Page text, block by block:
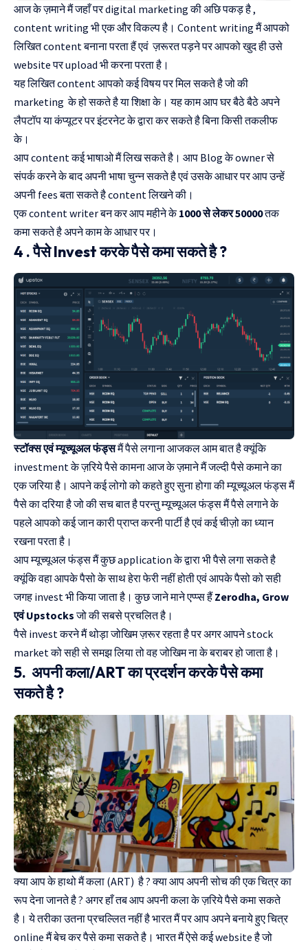
आज के ज़माने मैं जहाँ पर digital marketing की अछि पकड़ है ,
content writing भी एक और विकल्प है। Content writing मैं आपको
लिखित content बनाना परता हैं एवं ज़रूरत पड़ने पर आपको खुद ही उसे
website पर upload भी करना परता है।
यह लिखित content आपको कई विषय पर मिल सकते है जो की
marketing के हो सकते है या शिक्षा के। यह काम आप घर बैठे बैठे अपने
लैपटॉप या कंप्यूटर पर इंटरनेट के द्वारा कर सकते है बिना किसी तकलीफ
के।
आप content कई भाषाओ मैं लिख सकते है। आप Blog के owner से
संपर्क करने के बाद अपनी भाषा चुन्न सकते है एवं उसके आधार पर आप उन्हें
अपनी fees बता सकते है content लिखने की।
एक content writer बन कर आप महीने के1000 से लेकर 50000तक
कमा सकते है अपने काम के आधार पर।
4 . पैसे Invest करके पैसे कमा सकते है ?
स्टॉक्स एवं म्यूच्यूअल फंड्समैं पैसे लगाना आजकल आम बात है क्यूंकि
investment के ज़रिये पैसे कामना आज के ज़माने मैं जल्दी पैसे कमाने का
एक जरिया है। आपने कई लोगो को कहते हुए सुना होगा की म्यूच्यूअल फंड्स मैं
पैसे का दरिया है जो की सच बात है परन्तु म्यूच्यूअल फंड्स मैं पैसे लगाने के
पहले आपको कई जान कारी प्राप्त करनी पार्टी है एवं कई चीज़ो का ध्यान
रखना परता है।
आप म्यूच्यूअल फंड्स मैं कुछ application के द्वारा भी पैसे लगा सकते है
क्यूंकि वहा आपके पैसो के साथ हेरा फेरी नहीं होती एवं आपके पैसो को सही
जगह invest भी किया जाता है। कुछ जाने माने एप्प्स हैंZerodha, Grow
एवं Upstocksजो की सबसे प्रचलित है।
पैसे invest करने मैं थोड़ा जोखिम ज़रूर रहता है पर अगर आपने stock
market को सही से समझ लिया तो वह जोखिम ना के बराबर हो जाता है।
5. अपनी कला/ART का प्रदर्शन करके पैसे कमा
सकते है ?
क्या आप के हाथो मैं कला (ART) है ? क्या आप अपनी सोच की एक चित्र का
रूप देना जानते है ? अगर हाँ तब आप अपनी कला के ज़रिये पैसे कमा सकते
है। ये तरीका उतना प्रचल्लित नहीं है भारत मैं पर आप अपने बनाये हुए चित्र
online मैं बेच कर पैसे कमा सकते है। भारत मैं ऐसे कई website है जो